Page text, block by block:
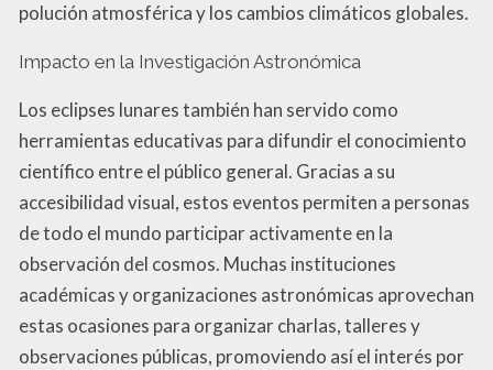
polución atmosférica y los cambios climáticos globales.
Impacto en la Investigación Astronómica
Los eclipses lunares también han servido como
herramientas educativas para difundir el conocimiento
científico entre el público general. Gracias a su
accesibilidad visual, estos eventos permiten a personas
de todo el mundo participar activamente en la
observación del cosmos. Muchas instituciones
académicas y organizaciones astronómicas aprovechan
estas ocasiones para organizar charlas, talleres y
observaciones públicas, promoviendo así el interés por